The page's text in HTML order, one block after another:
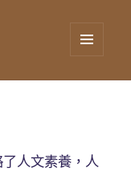
小工具
人文素養，人